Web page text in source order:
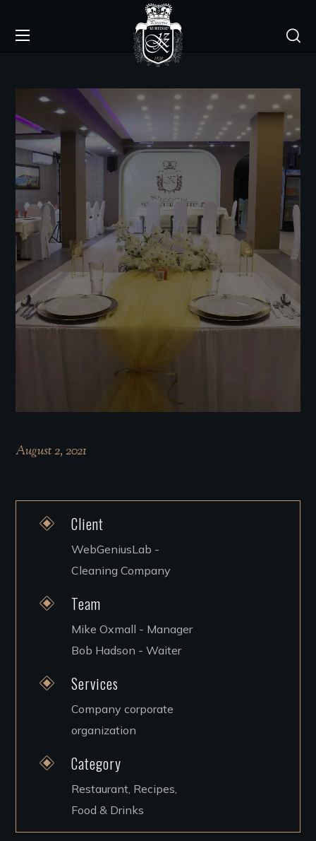
August 2, 2021
Client
WebGeniusLab -
Cleaning Company
Team
Mike Oxmall - Manager
Bob Hadson - Waiter
Services
Company corporate
organization
Category
Restaurant, Recipes,
Food & Drinks